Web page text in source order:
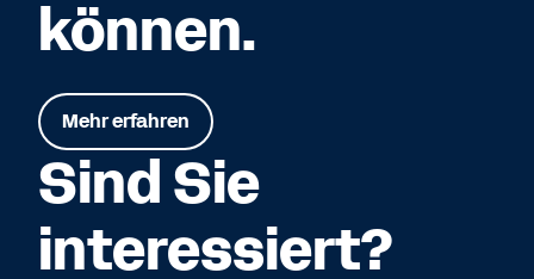
können.
Mehr erfahren
Sind Sie
interessiert?